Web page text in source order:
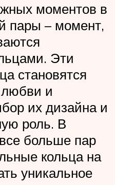
моментов в
пары – момент,
Эти
становятся
и
их дизайна и
роль. В
больше пар
кольца на
уникальное